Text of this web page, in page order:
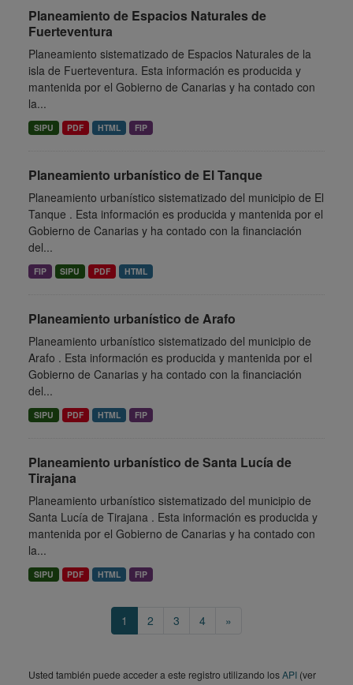
Planeamiento de Espacios Naturales de
Fuerteventura
Planeamiento sistematizado de Espacios Naturales de la
isla de Fuerteventura. Esta información es producida y
mantenida por el Gobierno de Canarias y ha contado con
la...
SIPU PDF HTML FIP
Planeamiento urbanístico de El Tanque
Planeamiento urbanístico sistematizado del municipio de El
Tanque . Esta información es producida y mantenida por el
Gobierno de Canarias y ha contado con la financiación
del...
FIP SIPU PDF HTML
Planeamiento urbanístico de Arafo
Planeamiento urbanístico sistematizado del municipio de
Arafo . Esta información es producida y mantenida por el
Gobierno de Canarias y ha contado con la financiación
del...
SIPU PDF HTML FIP
Planeamiento urbanístico de Santa Lucía de
Tirajana
Planeamiento urbanístico sistematizado del municipio de
Santa Lucía de Tirajana . Esta información es producida y
mantenida por el Gobierno de Canarias y ha contado con
la...
SIPU PDF HTML FIP
1 2 3 4 »
Usted también puede acceder a este registro utilizando losAPI (ver